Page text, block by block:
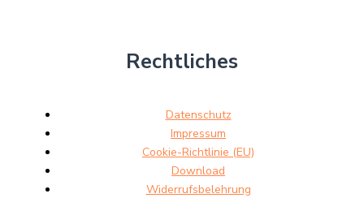
Rechtliches
Datenschutz
Impressum
Cookie-Richtlinie (EU)
Download
Widerrufsbelehrung